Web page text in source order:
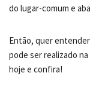
do lugar-comum e
Então, quer
pode ser realizado
hoje e confira!